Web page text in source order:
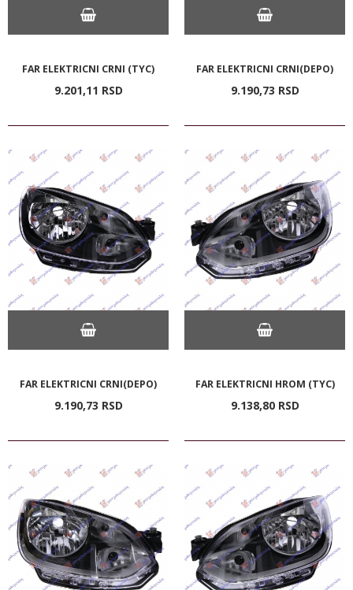
FAR ELEKTRICNI CRNI (TYC)
9.201,11 RSD
FAR ELEKTRICNI CRNI(DEPO)
9.190,73 RSD
FAR ELEKTRICNI CRNI(DEPO)
9.190,73 RSD
FAR ELEKTRICNI HROM (TYC)
9.138,80 RSD